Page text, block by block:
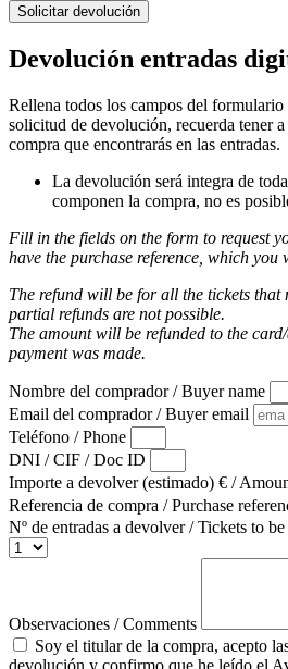
Solicitar devolución
Devolución entradas
Rellena todos los campos del formulario
solicitud de devolución, recuerda tener
compra que encontrarás en las entradas.
La devolución será integra de
componen la compra, no es
Fill in the fields on the form to request
have the purchase reference, which you
The refund will be for all the tickets that
partial refunds are not possible.
The amount will be refunded to the
payment was made.
Nombre del comprador / Buyer name
Email del comprador / Buyer email
Teléfono / Phone
DNI / CIF / Doc ID
Importe a devolver (estimado) € /
Referencia de compra / Purchase
Nº de entradas a devolver / Tickets to
Observaciones / Comments
Soy el titular de la compra, acepto
devolución y confirmo que he leído el